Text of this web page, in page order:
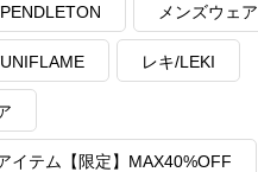
メンズウェア
レキ/LEKI
イテム【限定】MAX40%OFF